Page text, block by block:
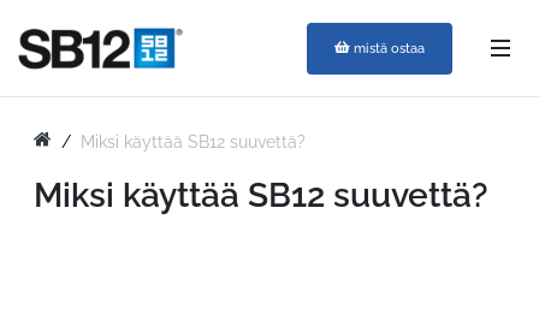
mistä ostaa
Miksi käyttää SB12 suuvettä?
Miksi käyttää SB12 suuvettä?